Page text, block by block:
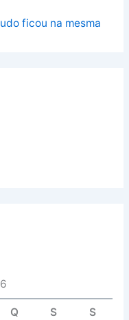
ficou na mesma
Q S S